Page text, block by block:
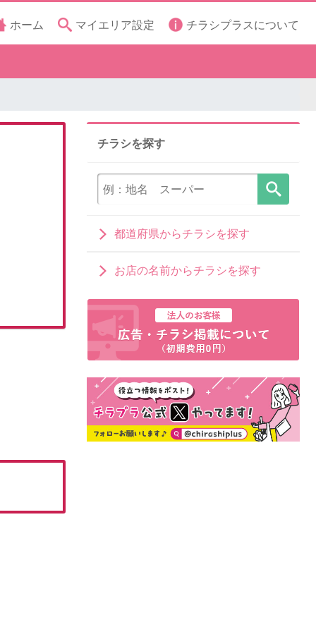
ホーム マイエリア設定 チラシプラスについて
チラシを探す
都道府県からチラシを探す
お店の名前からチラシを探す